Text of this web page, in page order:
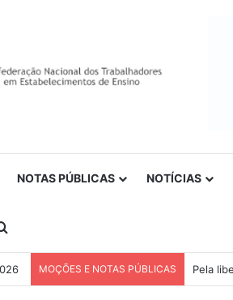
NOTAS PÚBLICAS NOTÍCIAS
MOÇÕES E NOTAS PÚBLICAS